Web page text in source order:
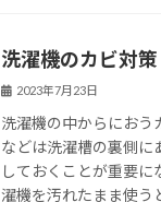
洗濯機のカビ対策
2023年7月23日
洗濯機の中からにおう
などは洗濯槽の裏側に
しておくことが重要に
濯機を汚れたまま使う